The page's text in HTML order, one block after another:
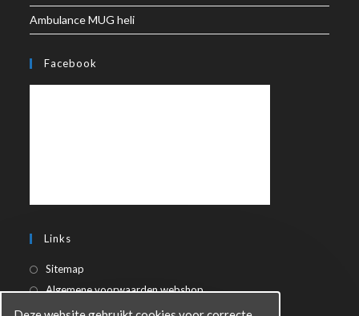
Ambulance MUG heli
Facebook
Links
Sitemap
Algemene voorwaarden webshop
Privacy Statement